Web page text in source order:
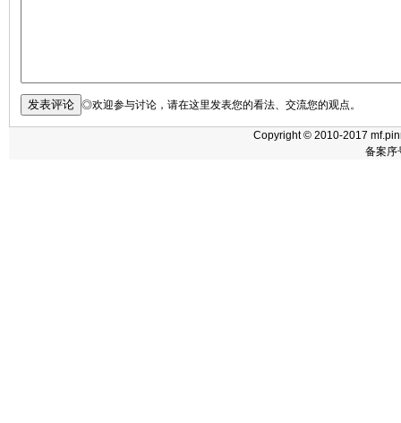
◎欢迎参与讨论，请在这里发表您的看法、交流您的观点。
Copyright © 2010-2017
备案序